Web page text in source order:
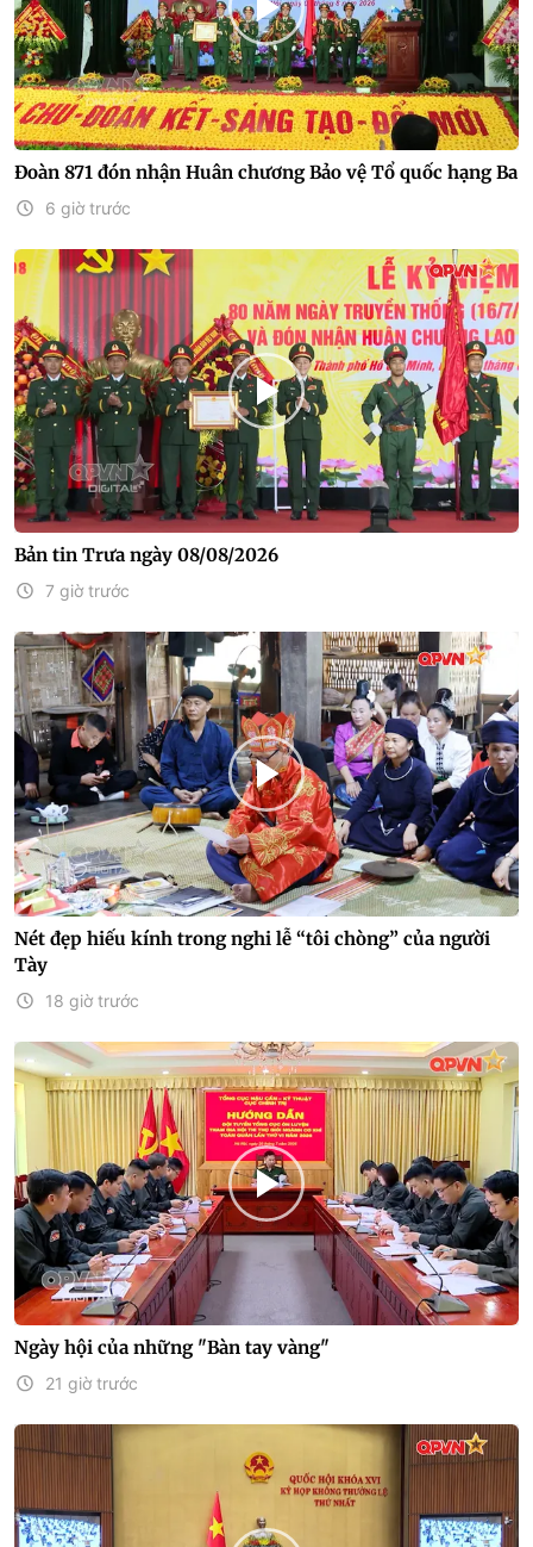
Đoàn 871 đón nhận Huân chương Bảo vệ Tổ quốc hạng Ba
6 giờ trước
Bản tin Trưa ngày 08/08/2026
7 giờ trước
Nét đẹp hiếu kính trong nghi lễ “tôi chòng” của người
Tày
18 giờ trước
Ngày hội của những "Bàn tay vàng"
21 giờ trước